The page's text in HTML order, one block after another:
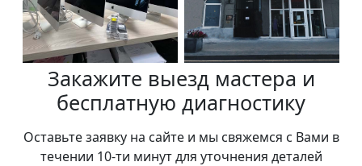
Закажите выезд мастера и
бесплатную диагностику
Оставьте заявку на сайте и мы свяжемся с Вами в
течении 10-ти минут для уточнения деталей